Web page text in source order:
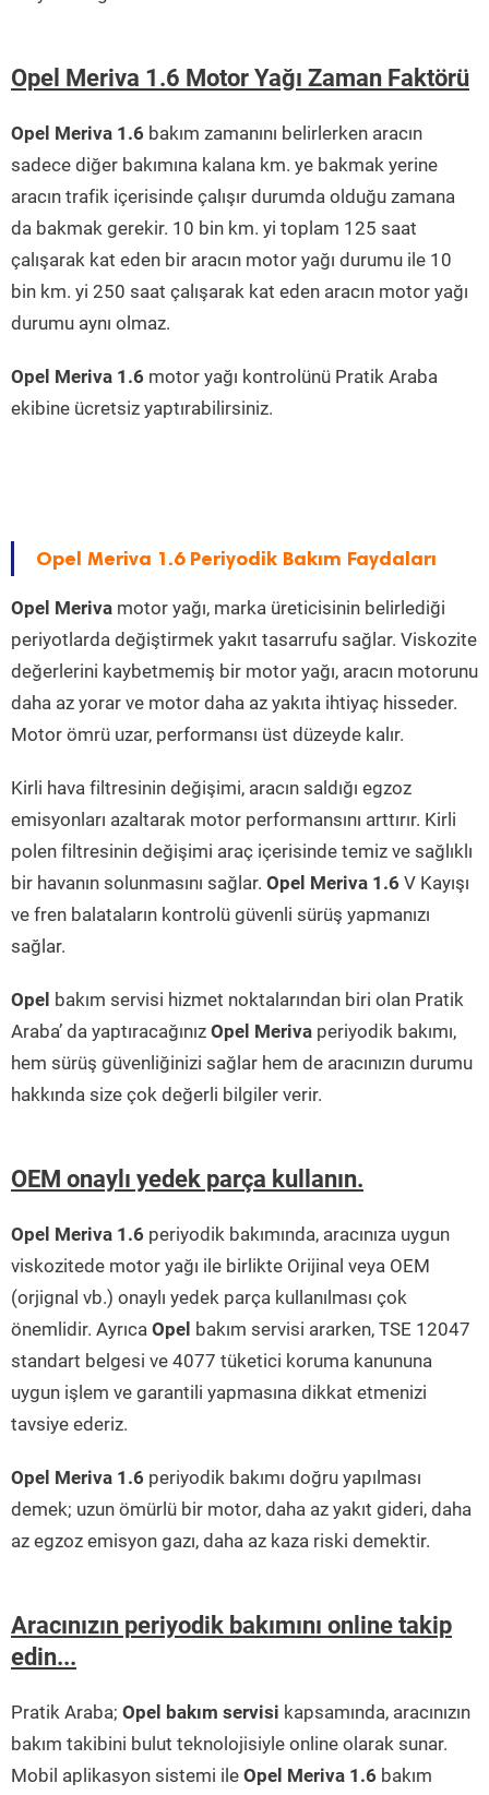
Opel Meriva 1.6 Motor Yağı Zaman Faktörü
Opel Meriva 1.6 bakım zamanını belirlerken aracın
sadece diğer bakımına kalana km. ye bakmak yerine
aracın trafik içerisinde çalışır durumda olduğu zamana
da bakmak gerekir. 10 bin km. yi toplam 125 saat
çalışarak kat eden bir aracın motor yağı durumu ile 10
bin km. yi 250 saat çalışarak kat eden aracın motor yağı
durumu aynı olmaz.
Opel Meriva 1.6 motor yağı kontrolünü Pratik Araba
ekibine ücretsiz yaptırabilirsiniz.
Opel Meriva 1.6 Periyodik Bakım Faydaları
Opel Meriva motor yağı, marka üreticisinin belirlediği
periyotlarda değiştirmek yakıt tasarrufu sağlar. Viskozite
değerlerini kaybetmemiş bir motor yağı, aracın motorunu
daha az yorar ve motor daha az yakıta ihtiyaç hisseder.
Motor ömrü uzar, performansı üst düzeyde kalır.
Kirli hava filtresinin değişimi, aracın saldığı egzoz
emisyonları azaltarak motor performansını arttırır. Kirli
polen filtresinin değişimi araç içerisinde temiz ve sağlıklı
bir havanın solunmasını sağlar. Opel Meriva 1.6 V Kayışı
ve fren balataların kontrolü güvenli sürüş yapmanızı
sağlar.
Opel bakım servisi hizmet noktalarından biri olan Pratik
Araba’ da yaptıracağınız Opel Meriva periyodik bakımı,
hem sürüş güvenliğinizi sağlar hem de aracınızın durumu
hakkında size çok değerli bilgiler verir.
OEM onaylı yedek parça kullanın.
Opel Meriva 1.6 periyodik bakımında, aracınıza uygun
viskozitede motor yağı ile birlikte Orijinal veya OEM
(orjignal vb.) onaylı yedek parça kullanılması çok
önemlidir. Ayrıca Opel bakım servisi ararken, TSE 12047
standart belgesi ve 4077 tüketici koruma kanununa
uygun işlem ve garantili yapmasına dikkat etmenizi
tavsiye ederiz.
Opel Meriva 1.6 periyodik bakımı doğru yapılması
demek; uzun ömürlü bir motor, daha az yakıt gideri, daha
az egzoz emisyon gazı, daha az kaza riski demektir.
Aracınızın periyodik bakımını online takip
edin...
Pratik Araba; Opel bakım servisi kapsamında, aracınızın
bakım takibini bulut teknolojisiyle online olarak sunar.
Mobil aplikasyon sistemi ile Opel Meriva 1.6 bakım